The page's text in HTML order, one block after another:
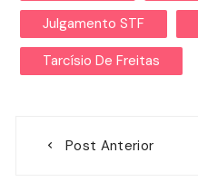
Julgamento STF
Tarcísio De Freitas
Post Anterior